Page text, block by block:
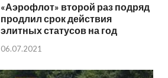
«Аэрофлот» второй раз подряд
продлил срок действия
элитных статусов на год
06.07.2021